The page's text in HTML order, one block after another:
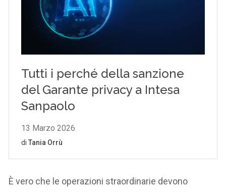
È vero che le operazioni straordinarie devono